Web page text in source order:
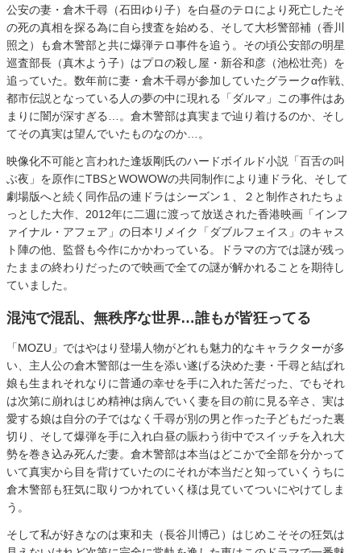
公安の妻・倉木千尋（石田ゆり子）を白昼のテロにより死亡したそ
の死の真相を探る為に自ら捜査を始める、そして大杉警部補（香川
照之）も倉木警部と共に爆弾テロ事件を追う。その頃公安部の明星
巡査部長（真木よう子）はプロの殺し屋・新谷和彦（池松壮亮）を
追っていた。数年前に妻・倉木千尋が参加していたグラークα作戦、
都市伝説となっている人の夢の中に現れる「ダルマ」この事件はあ
まりに闇が深すぎる…。倉木警部は真実まで辿り着けるのか、そし
てその真実は望んでいたものなのか…。
映像化不可能と言われた逢坂剛氏のハードボイルド小説「百舌の叫
ぶ夜」を原作にTBSとWOWOWの共同制作により連ドラ化、そして
劇場版へと続く同作品の連ドラはシーズン１、２と制作されたちょ
っとした大作、2012年に二週に渡って放送された香港映画「インフ
ァイナル・アフェア」の日本リメイク「ダブルフェイス」のキャス
ト陣の他、監督も今作にかかわっている。ドラマの方では謎が残っ
たままの終わりだったので映画で全ての謎が解かれることを期待し
ていました。
混沌で混乱、無秩序な世界…誰もが皆狂ってる
「MOZU」ではやはり登場人物がどれも魅力的なキャラクターが多
い、主人公の倉木警部は一生を添い遂げる決めた妻・千尋と結ばれ
娘も生まれそれなりに普通の幸せを手に入れた筈だった、でもそれ
は次第に崩れはじめ精神は病んでいく妻を目の前に見る辛さ、実は
愛する娘は自分の子ではなく千尋が別の男と作った子どもだった裏
切り、そして爆弾を手に入れ白昼の賑わう街中でスイッチを入れ大
勢を巻き込み死んだ妻。倉木警部は本当はどこかで全部を分かって
いて真実から目を背けていたのにそれが本当だと知っていくうちに
倉木警部も狂気に取りつかれていく様は見ていてついにやけてしま
う。
そして私が好きなのは東和夫（長谷川博己）はじめこそその狂気は